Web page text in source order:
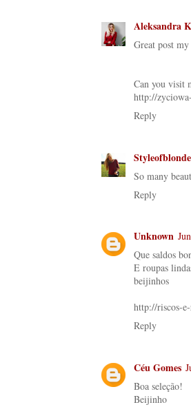
Aleksandra
Great post
Can you visit
http://
Reply
Styleofblonde
So many
Reply
Unknown
Que saldos
E roupas
beijinhos
http://riscos-
Reply
Céu Gomes
Boa seleção!
Beijinho